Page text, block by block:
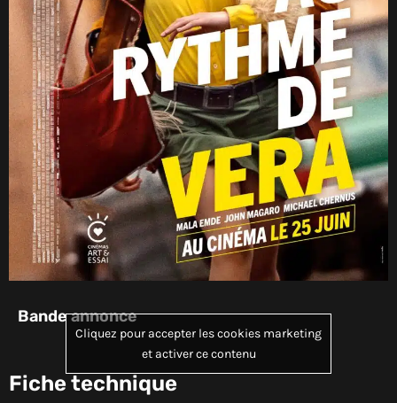
Bande annonce
Cliquez pour accepter les cookies marketing
et activer ce contenu
Fiche technique